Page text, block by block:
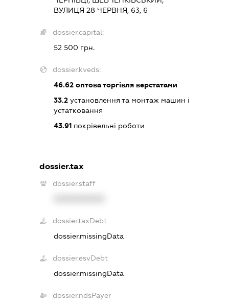
ВУЛИЦЯ 28 ЧЕРВНЯ, 63, 6
dossier.capital:
52 500 грн.
dossier.kveds:
46.62оптова торгівля верстатами
33.2установлення та монтаж машин і
устатковання
43.91покрівельні роботи
dossier.tax
dossier.staff
dossier.taxDebt
dossier.missingData
dossier.esvDebt
dossier.missingData
dossier.ndsPayer